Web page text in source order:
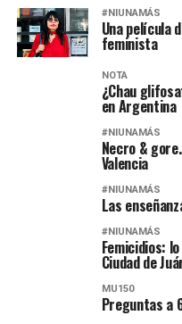
#NIUNAMÁS
Una película
feminista
NOTA
¿Chau
en Argentina
#NIUNAMÁS
Necro &
Valencia
#NIUNAMÁS
Las
#NIUNAMÁS
Femicidios:
Ciudad de
MU150
Preguntas a